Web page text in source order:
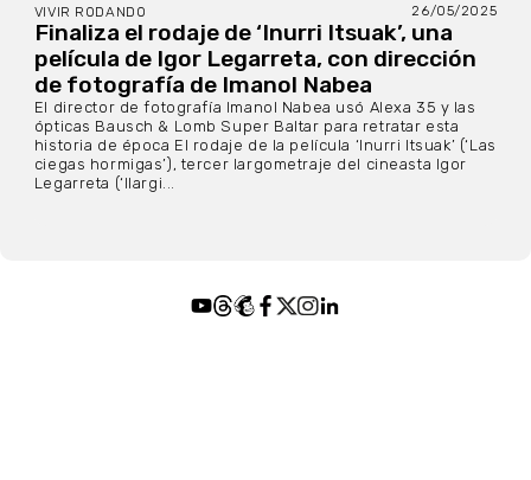
VIVIR RODANDO 26/05/2025
Finaliza el rodaje de ‘Inurri Itsuak’, una
película de Igor Legarreta, con dirección
de fotografía de Imanol Nabea
El director de fotografía Imanol Nabea usó Alexa 35 y las
ópticas Bausch & Lomb Super Baltar para retratar esta
historia de época El rodaje de la película ‘Inurri Itsuak’ (‘Las
ciegas hormigas’), tercer largometraje del cineasta Igor
Legarreta (‘Ilargi...